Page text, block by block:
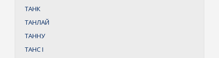
ТАНК
ТАНЛАЙ
ТАННУ
ТАНСI